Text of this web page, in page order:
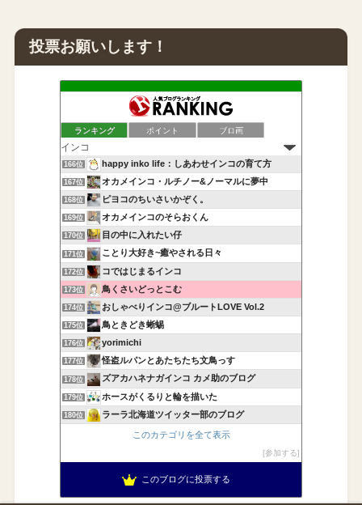
投票お願いします！
ランキング ポイント ブロ画
166位 happy inko life：しあわせインコの育て方
167位 オカメインコ・ルチノー&ノーマルに夢中
168位 ピヨコのちいさいかぞく。
169位 オカメインコのそらおくん
170位 目の中に入れたい仔
171位 ことり大好き~癒やされる日々
172位 コではじまるインコ
173位 鳥くさいどっとこむ
174位 おしゃべりインコ@ブルートLOVE Vol.2
175位 鳥ときどき蜥蜴
176位 yorimichi
177位 怪盗ルパンとあたちたち文鳥っす
178位 ズアカハネナガインコ カメ助のブログ
179位 ホースがくるりと輪を描いた
180位 ラーラ北海道ツイッター部のブログ
このカテゴリを全て表示
参加する
このブログに投票する